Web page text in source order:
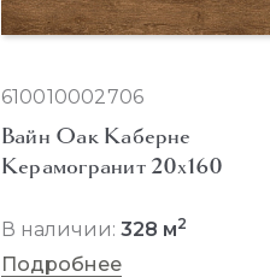
610010002706
Вайн Оак Каберне
Керамогранит 20x160
В наличии: 328 м2
Подробнее